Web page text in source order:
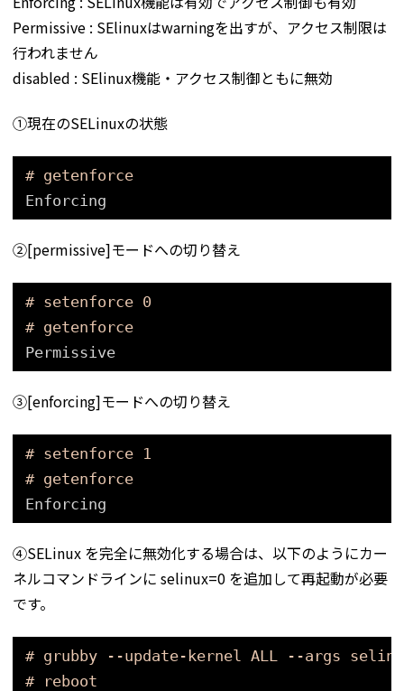
Permissive : SElinuxはwarningを出すが、アクセス制限は
行われません
disabled : SElinux機能・アクセス制御ともに無効
①現在のSELinuxの状態
# getenforce
Enforcing
②[permissive]モードへの切り替え
# setenforce 0
# getenforce
Permissive
③[enforcing]モードへの切り替え
# setenforce 1
# getenforce
Enforcing
④SELinux を完全に無効化する場合は、以下のようにカー
ネルコマンドラインに selinux=0 を追加して再起動が必要
です。
# grubby --update-kernel ALL --args
# reboot